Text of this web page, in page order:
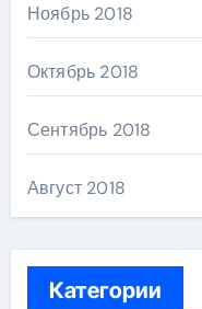
Ноябрь 2018
Октябрь 2018
Сентябрь 2018
Август 2018
Категории